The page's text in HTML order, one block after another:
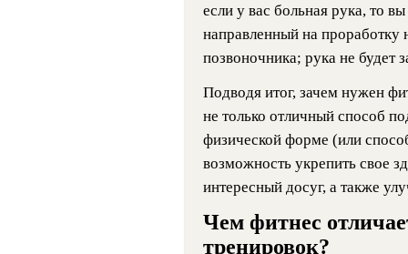
если у вас больная рука, то
направленный на проработку
позвоночника; рука не будет
Подводя итог, зачем нужен
не только отличный способ
физической форме (или
возможность укрепить свое
интересный досуг, а также
Чем фитнес
тренировок?